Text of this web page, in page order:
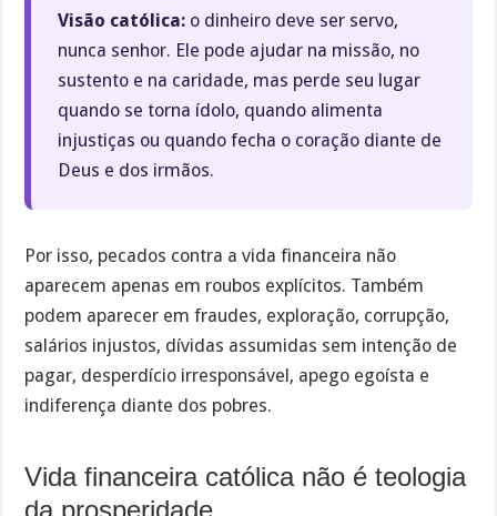
Visão católica: o dinheiro deve ser servo,
nunca senhor. Ele pode ajudar na missão, no
sustento e na caridade, mas perde seu lugar
quando se torna ídolo, quando alimenta
injustiças ou quando fecha o coração diante de
Deus e dos irmãos.
Por isso, pecados contra a vida financeira não
aparecem apenas em roubos explícitos. Também
podem aparecer em fraudes, exploração, corrupção,
salários injustos, dívidas assumidas sem intenção de
pagar, desperdício irresponsável, apego egoísta e
indiferença diante dos pobres.
Vida financeira católica não é teologia
da prosperidade